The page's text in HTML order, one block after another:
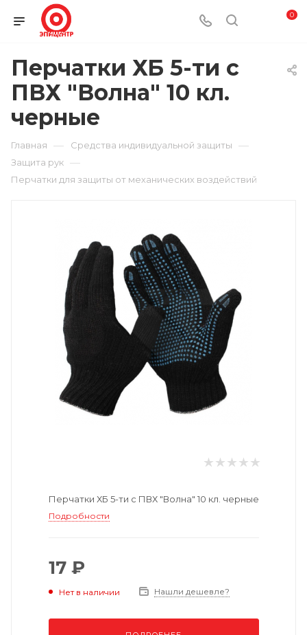
0
Перчатки ХБ 5-ти с
ПВХ "Волна" 10 кл.
черные
Главная — Средства индивидуальной защиты —
Защита рук —
Перчатки для защиты от механических воздействий
Перчатки ХБ 5-ти с ПВХ "Волна" 10 кл. черные
Подробности
17 ₽
Нет в наличии Нашли дешевле?